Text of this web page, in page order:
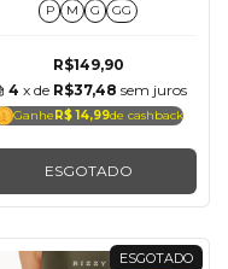
P M G GG
R$149,90
4 x de R$37,48 sem juros
Ganhe R$ 14,99de cashback
ESGOTADO
ESGOTADO